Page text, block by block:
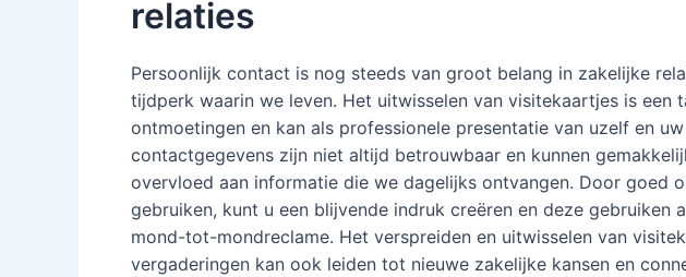
relaties
Persoonlijk contact is nog steeds van groot belang in zakelijke
tijdperk waarin we leven. Het uitwisselen van visitekaartjes is een
ontmoetingen en kan als professionele presentatie van uzelf en
contactgegevens zijn niet altijd betrouwbaar en kunnen
overvloed aan informatie die we dagelijks ontvangen. Door goed
gebruiken, kunt u een blijvende indruk creëren en deze gebruiken
mond-tot-mondreclame. Het verspreiden en uitwisselen van
vergaderingen kan ook leiden tot nieuwe zakelijke kansen en